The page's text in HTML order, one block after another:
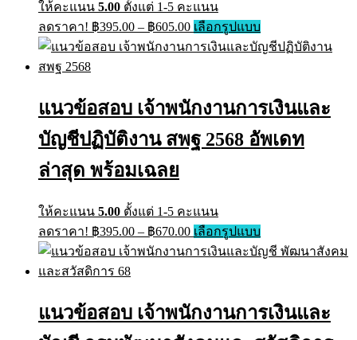
ให้คะแนน 5.00 ตั้งแต่ 1-5 คะแนน
ลดราคา! ฿395.00 – ฿605.00Price
range:
฿395.00
เลือกรูปแบบThis
product
has
options
be
chosen
แนวข้อสอบ เจ้าพนักงานการเงินและ
บัญชีปฏิบัติงาน สพฐ 2568 อัพเดท
ล่าสุด พร้อมเฉลย
ให้คะแนน 5.00 ตั้งแต่ 1-5 คะแนน
ลดราคา! ฿395.00 – ฿670.00Price
range:
฿395.00
เลือกรูปแบบThis
product
has
options
แนวข้อสอบ เจ้าพนักงานการเงินและ